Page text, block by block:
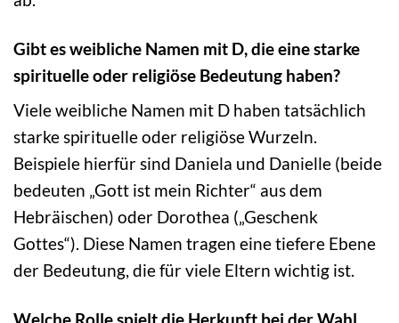
Gibt es weibliche Namen mit D, die eine starke
spirituelle oder religiöse Bedeutung haben?
Viele weibliche Namen mit D haben tatsächlich
starke spirituelle oder religiöse Wurzeln.
Beispiele hierfür sind Daniela und Danielle (beide
bedeuten „Gott ist mein Richter“ aus dem
Hebräischen) oder Dorothea („Geschenk
Gottes“). Diese Namen tragen eine tiefere Ebene
der Bedeutung, die für viele Eltern wichtig ist.